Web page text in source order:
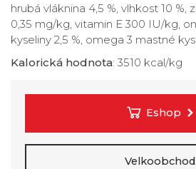
hrubá vláknina 4,5 %, vlhkost 10 %,
0,35 mg/kg, vitamin E 300 IU/kg,
kyseliny 2,5 %, omega 3 mastné
Kalorická hodnota: 3510 kcal/kg
Eshop
Velkoobchod